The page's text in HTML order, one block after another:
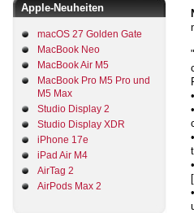
Apple-Neuheiten
macOS 27 Golden Gate
MacBook Neo
MacBook Air M5
MacBook Pro M5 Pro und
M5 Max
Studio Display 2
Studio Display XDR
iPhone 17e
iPad Air M4
AirTag 2
AirPods Max 2